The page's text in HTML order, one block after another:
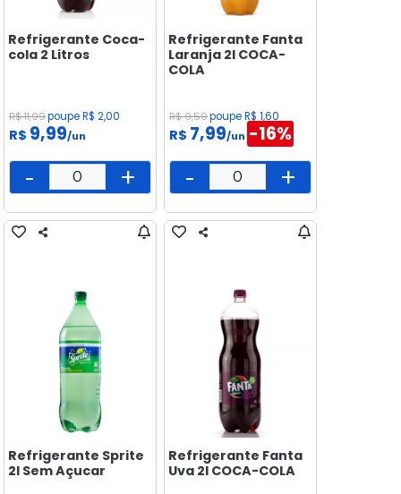
Refrigerante Coca-
cola 2 Litros
R$ 11,99poupe R$ 2,00
R$ 9,99/un
- +
Refrigerante Fanta
Laranja 2l COCA-
COLA
R$ 9,59poupe R$ 1,60
R$ 7,99/un -16%
- +
Refrigerante Sprite
2l Sem Açucar
Refrigerante Fanta
Uva 2l COCA-COLA